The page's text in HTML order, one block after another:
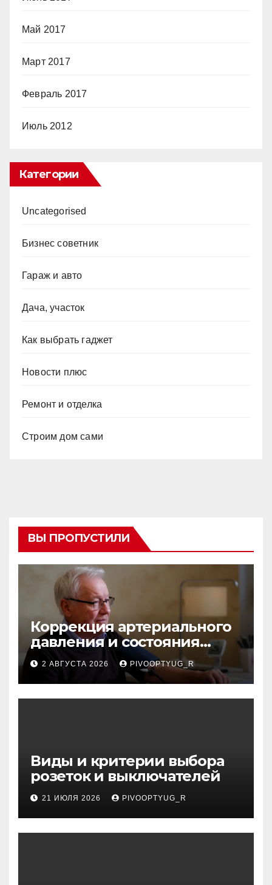
Май 2017
Март 2017
Февраль 2017
Июль 2012
Категории
Uncategorised
Бизнес советник
Гараж и авто
Дача, участок
Как выбрать гаджет
Новости плюс
Ремонт и отделка
Строим дом сами
ВЫ ПРОПУСТИЛИ
Коррекция артериального
давления и состояния
сосудов в профилактике
инсульта
2 АВГУСТА 2026 PIVOOPTYUG_R
Виды и критерии выбора
розеток и выключателей
21 ИЮЛЯ 2026 PIVOOPTYUG_R